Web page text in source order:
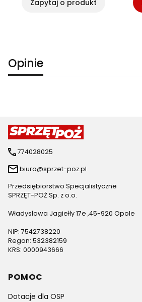
Zapytaj o produkt
Opinie
774028025
biuro@sprzet-poz.pl
Przedsiębiorstwo Specjalistyczne
SPRZĘT-POŻ Sp. z o.o.
Władysława Jagiełły 17e ,45-920 Opole
NIP: 7542738220
Regon: 532382159
KRS: 0000943666
Linki w stopce
POMOC
Dotacje dla OSP